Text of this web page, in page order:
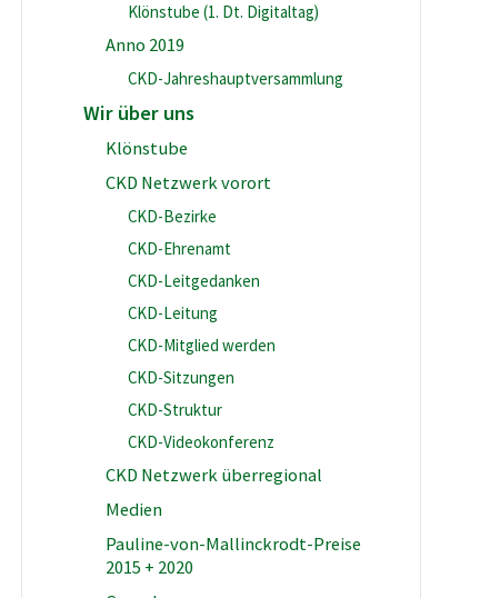
Klönstube (1. Dt. Digitaltag)
Anno 2019
CKD-Jahreshauptversammlung
Wir über uns
Klönstube
CKD Netzwerk vorort
CKD-Bezirke
CKD-Ehrenamt
CKD-Leitgedanken
CKD-Leitung
CKD-Mitglied werden
CKD-Sitzungen
CKD-Struktur
CKD-Videokonferenz
CKD Netzwerk überregional
Medien
Pauline-von-Mallinckrodt-Preise
2015 + 2020